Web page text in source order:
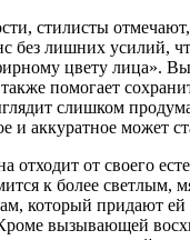
стилисты
без лишних усилий,
цвету лица».
помогает
слишком
и аккуратное может
отходит от своего
к более светлым,
который придают ей
вызывающей